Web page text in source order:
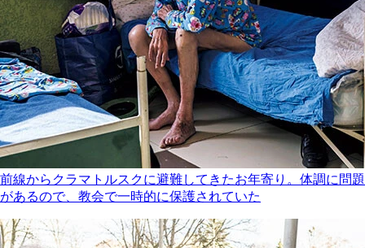
前線からクラマトルスクに避難してきたお年寄り。体調に問題
があるので、教会で一時的に保護されていた